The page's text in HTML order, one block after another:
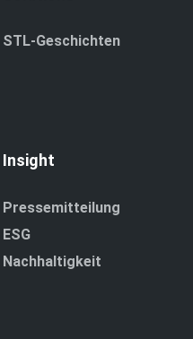
STL-Geschichten
Insight
Pressemitteilung
ESG
Nachhaltigkeit